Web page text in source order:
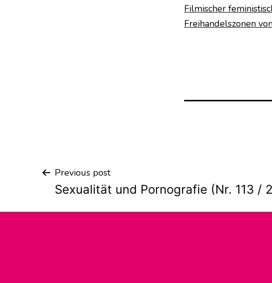
Filmischer
Freihandelszonen
Post
navigation
Previous post
Sexualität und Pornografie (Nr. 113 /